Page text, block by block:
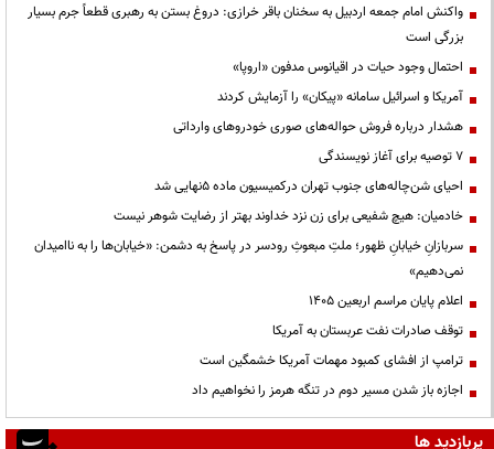
واکنش امام جمعه اردبیل به سخنان باقر خرازی: دروغ بستن به رهبری قطعاً جرم بسیار
بزرگی است
احتمال وجود حیات در اقیانوس مدفون «اروپا»
آمریکا و اسرائیل سامانه «پیکان» را آزمایش کردند
هشدار درباره فروش حواله‌های صوری خودروهای وارداتی
۷ توصیه برای آغاز نویسندگی
احیای شن‌چاله‌های جنوب تهران درکمیسیون ماده ۵نهایی شد
خادمیان: هیچ شفیعی برای زن نزد خداوند بهتر از رضایت شوهر نیست
سربازانِ خیابانِ ظهور؛ ملتِ مبعوثِ رودسر در پاسخ به دشمن: «خیابان‌ها را به ناامیدان
نمی‌دهیم»
اعلام پایان مراسم اربعین ۱۴۰۵
توقف صادرات نفت عربستان به آمریکا
ترامپ از افشای کمبود مهمات آمریکا خشمگین است
اجازه باز شدن مسیر دوم در تنگه هرمز را نخواهیم داد
پربازدید ها